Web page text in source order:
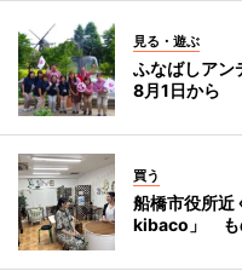
見る・遊ぶ
ふなばしア
8月1日から
買う
船橋市役所近
kibaco」 も